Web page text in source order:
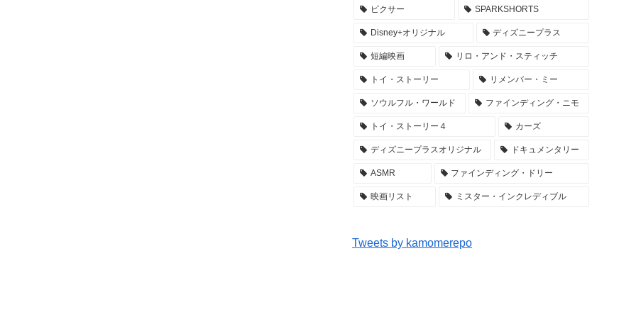
ピクサー SPARKSHORTS
Disney+オリジナル ディズニープラス
短編映画 リロ・アンド・スティッチ
トイ・ストーリー リメンバー・ミー
ソウルフル・ワールド ファインディング・ニモ
トイ・ストーリー４ カーズ
ディズニープラスオリジナル ドキュメンタリー
ASMR ファインディング・ドリー
映画リスト ミスター・インクレディブル
Tweets by kamomerepo